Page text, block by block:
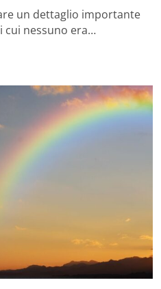
un dettaglio importante
cui nessuno era…